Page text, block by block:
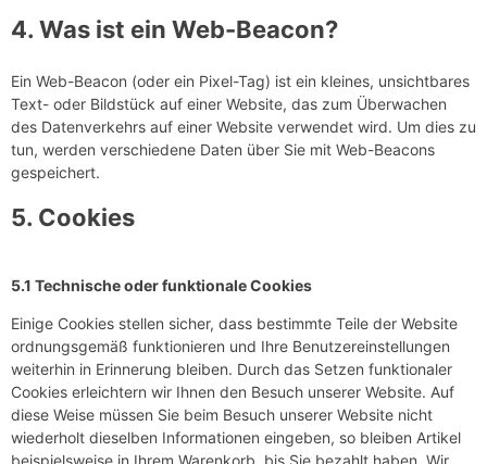
4. Was ist ein Web-Beacon?
Ein Web-Beacon (oder ein Pixel-Tag) ist ein kleines, unsichtbares
Text- oder Bildstück auf einer Website, das zum Überwachen
des Datenverkehrs auf einer Website verwendet wird. Um dies zu
tun, werden verschiedene Daten über Sie mit Web-Beacons
gespeichert.
5. Cookies
5.1 Technische oder funktionale Cookies
Einige Cookies stellen sicher, dass bestimmte Teile der Website
ordnungsgemäß funktionieren und Ihre Benutzereinstellungen
weiterhin in Erinnerung bleiben. Durch das Setzen funktionaler
Cookies erleichtern wir Ihnen den Besuch unserer Website. Auf
diese Weise müssen Sie beim Besuch unserer Website nicht
wiederholt dieselben Informationen eingeben, so bleiben Artikel